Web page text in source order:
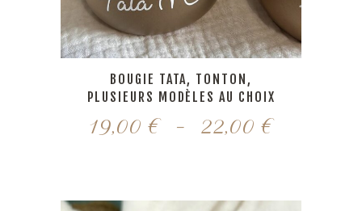
BOUGIE TATA, TONTON,
PLUSIEURS MODÈLES AU CHOIX
19,00 € – 22,00 €Plage
19,00 €